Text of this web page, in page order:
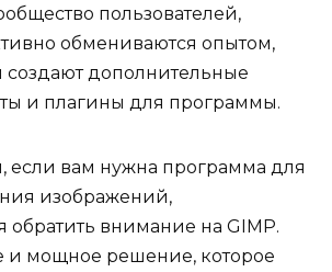
пользователей,
обмениваются опытом,
создают дополнительные
и плагины для программы.
если вам нужна программа для
изображений,
обратить внимание на GIMP.
и мощное решение, которое